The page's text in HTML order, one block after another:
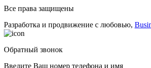
Все права защищены
Разработка и продвижение с любовью,
Обратный звонок
Введите Ваш номер телефона и имя